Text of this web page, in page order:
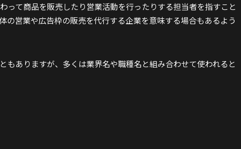
って商品を販売したり営業活動を行ったりする担当者を指すこと
の営業や広告枠の販売を代行する企業を意味する場合もあるよう
もありますが、多くは業界名や職種名と組み合わせて使われると